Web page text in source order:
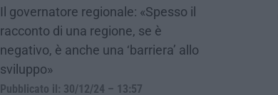
Il governatore regionale: «Spesso il
racconto di una regione, se è
negativo, è anche una ‘barriera’ allo
sviluppo»
Pubblicato il: 30/12/24 – 13:57